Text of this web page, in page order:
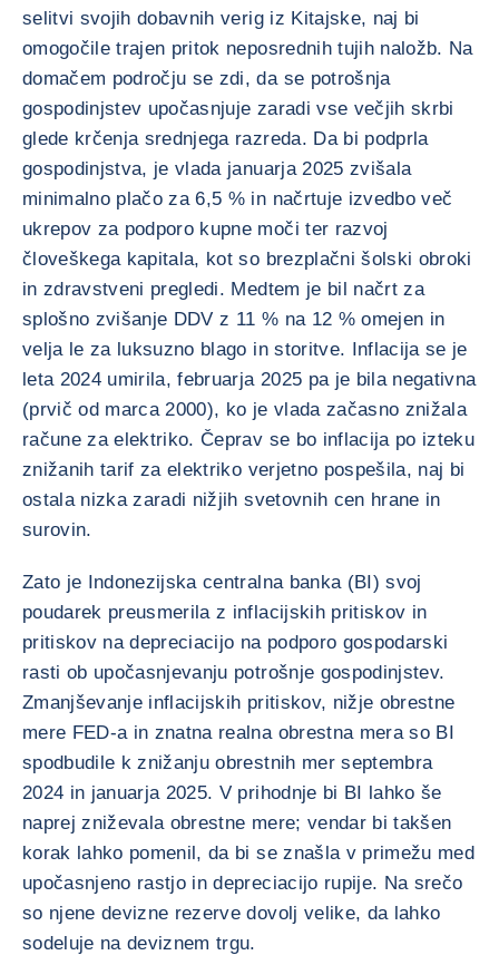
selitvi svojih dobavnih verig iz Kitajske, naj bi
omogočile trajen pritok neposrednih tujih naložb. Na
domačem področju se zdi, da se potrošnja
gospodinjstev upočasnjuje zaradi vse večjih skrbi
glede krčenja srednjega razreda. Da bi podprla
gospodinjstva, je vlada januarja 2025 zvišala
minimalno plačo za 6,5 % in načrtuje izvedbo več
ukrepov za podporo kupne moči ter razvoj
človeškega kapitala, kot so brezplačni šolski obroki
in zdravstveni pregledi. Medtem je bil načrt za
splošno zvišanje DDV z 11 % na 12 % omejen in
velja le za luksuzno blago in storitve. Inflacija se je
leta 2024 umirila, februarja 2025 pa je bila negativna
(prvič od marca 2000), ko je vlada začasno znižala
račune za elektriko. Čeprav se bo inflacija po izteku
znižanih tarif za elektriko verjetno pospešila, naj bi
ostala nizka zaradi nižjih svetovnih cen hrane in
surovin.
Zato je Indonezijska centralna banka (BI) svoj
poudarek preusmerila z inflacijskih pritiskov in
pritiskov na depreciacijo na podporo gospodarski
rasti ob upočasnjevanju potrošnje gospodinjstev.
Zmanjševanje inflacijskih pritiskov, nižje obrestne
mere FED-a in znatna realna obrestna mera so BI
spodbudile k znižanju obrestnih mer septembra
2024 in januarja 2025. V prihodnje bi BI lahko še
naprej zniževala obrestne mere; vendar bi takšen
korak lahko pomenil, da bi se znašla v primežu med
upočasnjeno rastjo in depreciacijo rupije. Na srečo
so njene devizne rezerve dovolj velike, da lahko
sodeluje na deviznem trgu.